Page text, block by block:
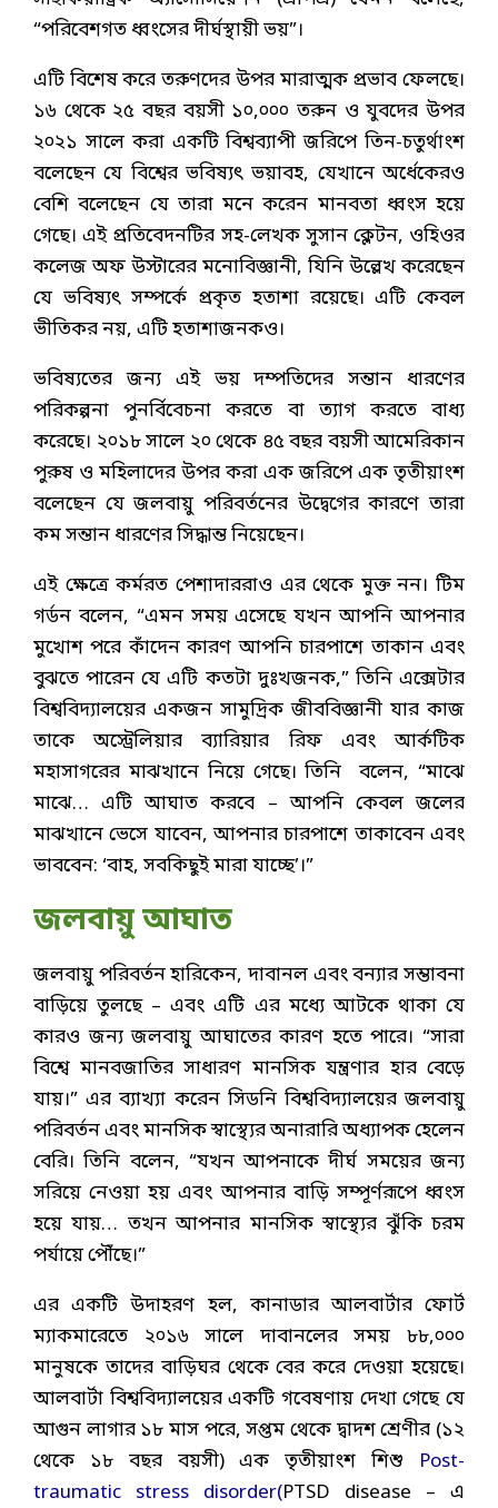
“পরিবেশগত ধ্বংসের দীর্ঘস্থায়ী ভয়”।
এটি বিশেষ করে তরুণদের উপর মারাত্মক প্রভাব ফেলছে।
১৬ থেকে ২৫ বছর বয়সী ১০,০০০ তরুন ও যুবদের উপর
২০২১ সালে করা একটি বিশ্বব্যাপী জরিপে তিন-চতুর্থাংশ
বলেছেন যে বিশ্বের ভবিষ্যৎ ভয়াবহ, যেখানে অর্ধেকেরও
বেশি বলেছেন যে তারা মনে করেন মানবতা ধ্বংস হয়ে
গেছে। এই প্রতিবেদনটির সহ-লেখক সুসান ক্লেটন, ওহিওর
কলেজ অফ উস্টারের মনোবিজ্ঞানী, যিনি উল্লেখ করেছেন
যে ভবিষ্যৎ সম্পর্কে প্রকৃত হতাশা রয়েছে। এটি কেবল
ভীতিকর নয়, এটি হতাশাজনকও।
ভবিষ্যতের জন্য এই ভয় দম্পতিদের সন্তান ধারণের
পরিকল্পনা পুনর্বিবেচনা করতে বা ত্যাগ করতে বাধ্য
করেছে। ২০১৮ সালে ২০ থেকে ৪৫ বছর বয়সী আমেরিকান
পুরুষ ও মহিলাদের উপর করা এক জরিপে এক তৃতীয়াংশ
বলেছেন যে জলবায়ু পরিবর্তনের উদ্বেগের কারণে তারা
কম সন্তান ধারণের সিদ্ধান্ত নিয়েছেন।
এই ক্ষেত্রে কর্মরত পেশাদাররাও এর থেকে মুক্ত নন। টিম
গর্ডন বলেন, “এমন সময় এসেছে যখন আপনি আপনার
মুখোশ পরে কাঁদেন কারণ আপনি চারপাশে তাকান এবং
বুঝতে পারেন যে এটি কতটা দুঃখজনক,” তিনি এক্সেটার
বিশ্ববিদ্যালয়ের একজন সামুদ্রিক জীববিজ্ঞানী যার কাজ
তাকে অস্ট্রেলিয়ার ব্যারিয়ার রিফ এবং আর্কটিক
মহাসাগরের মাঝখানে নিয়ে গেছে। তিনি বলেন, “মাঝে
মাঝে… এটি আঘাত করবে – আপনি কেবল জলের
মাঝখানে ভেসে যাবেন, আপনার চারপাশে তাকাবেন এবং
ভাববেন: ‘বাহ, সবকিছুই মারা যাচ্ছে’।”
জলবায়ু আঘাত
জলবায়ু পরিবর্তন হারিকেন, দাবানল এবং বন্যার সম্ভাবনা
বাড়িয়ে তুলছে – এবং এটি এর মধ্যে আটকে থাকা যে
কারও জন্য জলবায়ু আঘাতের কারণ হতে পারে। “সারা
বিশ্বে মানবজাতির সাধারণ মানসিক যন্ত্রণার হার বেড়ে
যায়।” এর ব্যাখ্যা করেন সিডনি বিশ্ববিদ্যালয়ের জলবায়ু
পরিবর্তন এবং মানসিক স্বাস্থ্যের অনারারি অধ্যাপক হেলেন
বেরি। তিনি বলেন, “যখন আপনাকে দীর্ঘ সময়ের জন্য
সরিয়ে নেওয়া হয় এবং আপনার বাড়ি সম্পূর্ণরূপে ধ্বংস
হয়ে যায়… তখন আপনার মানসিক স্বাস্থ্যের ঝুঁকি চরম
পর্যায়ে পৌঁছে।”
এর একটি উদাহরণ হল, কানাডার আলবার্টার ফোর্ট
ম্যাকমারেতে ২০১৬ সালে দাবানলের সময় ৮৮,০০০
মানুষকে তাদের বাড়িঘর থেকে বের করে দেওয়া হয়েছে।
আলবার্টা বিশ্ববিদ্যালয়ের একটি গবেষণায় দেখা গেছে যে
আগুন লাগার ১৮ মাস পরে, সপ্তম থেকে দ্বাদশ শ্রেণীর (১২
থেকে ১৮ বছর বয়সী) এক তৃতীয়াংশ শিশু Post-
traumatic stress disorder(PTSD disease – এ